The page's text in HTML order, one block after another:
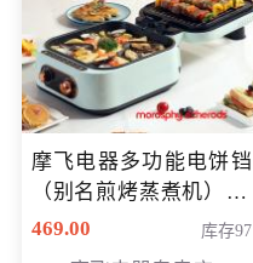
摩飞电器多功能电饼铛
（别名煎烤蒸煮机） 型
号MF-8888B 会员专享
469.00 库存97